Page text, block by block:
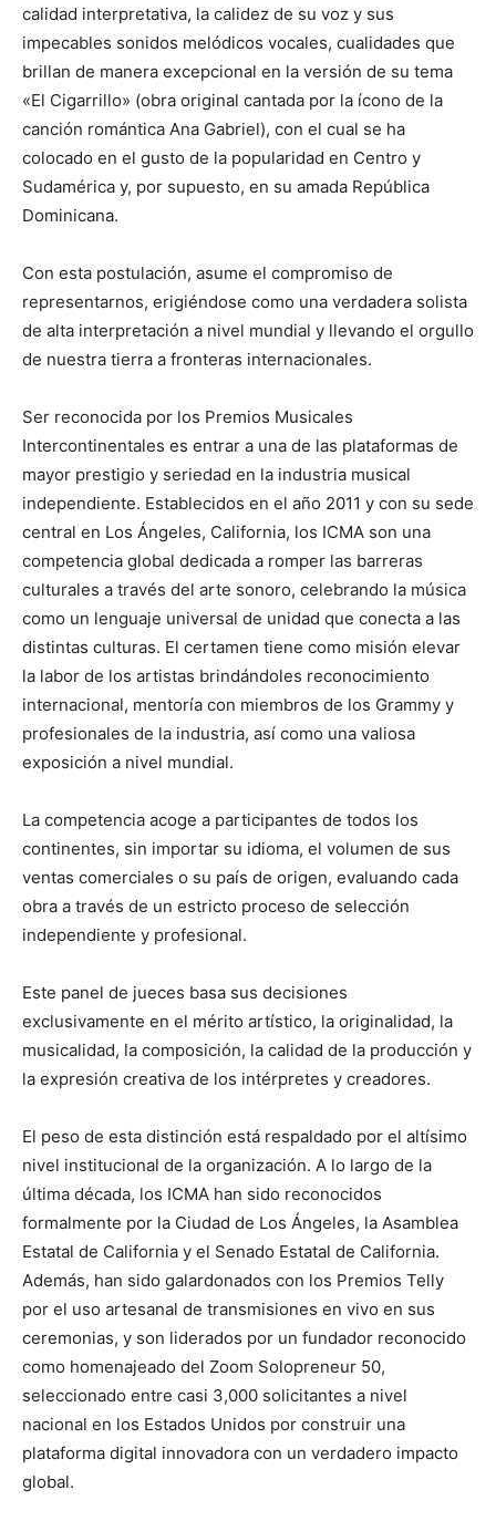
calidad interpretativa, la calidez de su voz y sus
impecables sonidos melódicos vocales, cualidades que
brillan de manera excepcional en la versión de su tema
«El Cigarrillo» (obra original cantada por la ícono de la
canción romántica Ana Gabriel), con el cual se ha
colocado en el gusto de la popularidad en Centro y
Sudamérica y, por supuesto, en su amada República
Dominicana.
Con esta postulación, asume el compromiso de
representarnos, erigiéndose como una verdadera solista
de alta interpretación a nivel mundial y llevando el orgullo
de nuestra tierra a fronteras internacionales.
Ser reconocida por los Premios Musicales
Intercontinentales es entrar a una de las plataformas de
mayor prestigio y seriedad en la industria musical
independiente. Establecidos en el año 2011 y con su sede
central en Los Ángeles, California, los ICMA son una
competencia global dedicada a romper las barreras
culturales a través del arte sonoro, celebrando la música
como un lenguaje universal de unidad que conecta a las
distintas culturas. El certamen tiene como misión elevar
la labor de los artistas brindándoles reconocimiento
internacional, mentoría con miembros de los Grammy y
profesionales de la industria, así como una valiosa
exposición a nivel mundial.
La competencia acoge a participantes de todos los
continentes, sin importar su idioma, el volumen de sus
ventas comerciales o su país de origen, evaluando cada
obra a través de un estricto proceso de selección
independiente y profesional.
Este panel de jueces basa sus decisiones
exclusivamente en el mérito artístico, la originalidad, la
musicalidad, la composición, la calidad de la producción y
la expresión creativa de los intérpretes y creadores.
El peso de esta distinción está respaldado por el altísimo
nivel institucional de la organización. A lo largo de la
última década, los ICMA han sido reconocidos
formalmente por la Ciudad de Los Ángeles, la Asamblea
Estatal de California y el Senado Estatal de California.
Además, han sido galardonados con los Premios Telly
por el uso artesanal de transmisiones en vivo en sus
ceremonias, y son liderados por un fundador reconocido
como homenajeado del Zoom Solopreneur 50,
seleccionado entre casi 3,000 solicitantes a nivel
nacional en los Estados Unidos por construir una
plataforma digital innovadora con un verdadero impacto
global.